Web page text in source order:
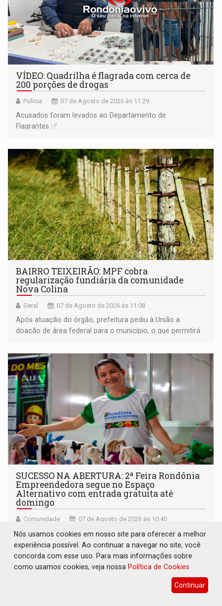
VÍDEO: Quadrilha é flagrada com cerca de
200 porções de drogas
Polícia 07 de Agosto de 2026 às 11:29
Acusados foram levados ao Departamento de
Flagrantes
BAIRRO TEIXEIRÃO: MPF cobra
regularização fundiária da comunidade
Nova Colina
Geral 07 de Agosto de 2026 às 11:08
Após atuação do órgão, prefeitura pediu à União a
doação de área federal para o município, o que permitirá
SUCESSO NA ABERTURA: 2ª Feira Rondônia
Empreendedora segue no Espaço
Alternativo com entrada gratuita até
domingo
Comunidade 07 de Agosto de 2026 às 10:40
Programação reúne em um só lugar o melhor da
economia criativa do estado
Nós usamos cookies em nosso site para oferecer a melhor
experiência possível. Ao continuar a navegar no site, você
concorda com esse uso. Para mais informações sobre
como usamos cookies, veja nossa Política de Cookies
Continuar